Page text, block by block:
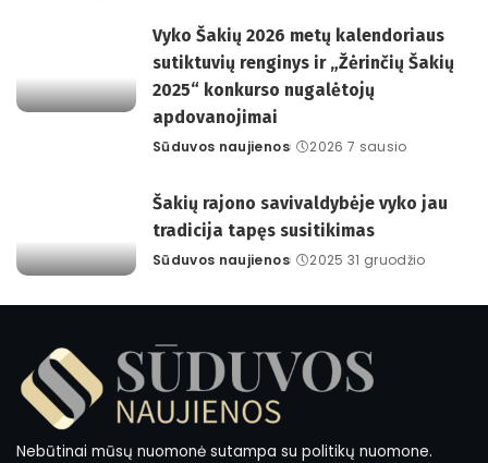
Vyko Šakių 2026 metų kalendoriaus
sutiktuvių renginys ir „Žėrinčių Šakių
2025“ konkurso nugalėtojų
apdovanojimai
Posted
Sūduvos naujienos 2026 7 sausio
Šakių rajono savivaldybėje vyko jau
tradicija tapęs susitikimas
Posted
Sūduvos naujienos 2025 31 gruodžio
Nebūtinai mūsų nuomonė sutampa su politikų nuomone.